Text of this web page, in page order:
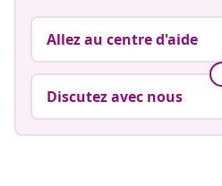
Allez au centre d'aide
Discutez avec nous